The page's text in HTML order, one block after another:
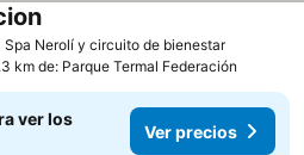
Spa Nerolí y circuito de bienestarVer
Ver precios
km de: Parque Termal Federación
ver los
Ver precios